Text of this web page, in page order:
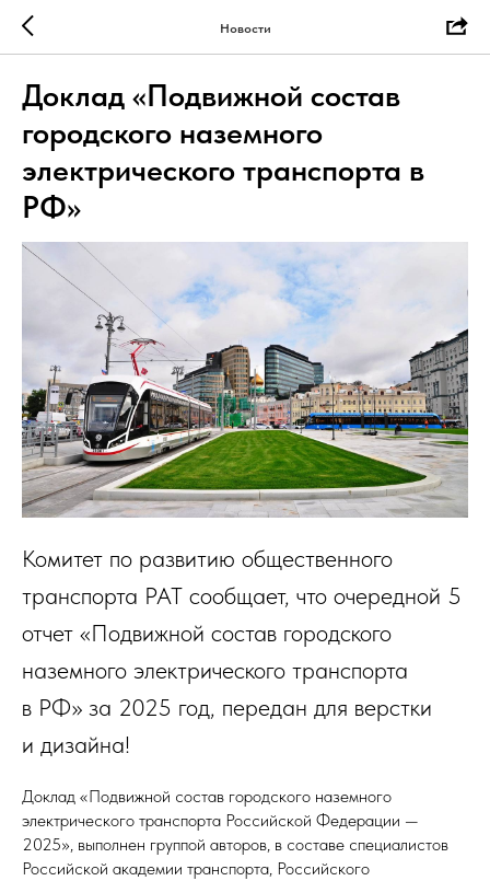
Новости
Доклад «Подвижной состав
городского наземного
электрического транспорта в
РФ»
Комитет по развитию общественного
транспорта РАТ сообщает, что очередной 5
отчет «Подвижной состав городского
наземного электрического транспорта
в РФ» за 2025 год, передан для верстки
и дизайна!
Доклад «Подвижной состав городского наземного
электрического транспорта Российской Федерации —
2025», выполнен группой авторов, в составе специалистов
Российской академии транспорта, Российского